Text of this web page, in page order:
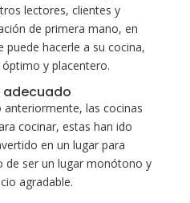
lectores, clientes y
de primera mano, en
hacerle a su cocina,
y placentero.
adecuado
las cocinas
cocinar, estas han ido
en un lugar para
de ser un lugar monótono y
agradable.